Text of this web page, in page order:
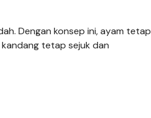
Dengan konsep ini, ayam tetap
tetap sejuk dan